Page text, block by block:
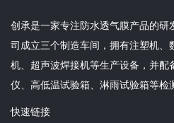
创承是一家专注防水透气膜产品的研
司成立三个制造车间，拥有注塑机、
机、超声波焊接机等生产设备，并配
仪、高低温试验箱、淋雨试验箱等检
快速链接